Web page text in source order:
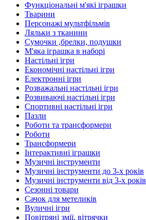
Функціональні м'які іграшки
Тварини
Персонажі мультфільмів
Ляльки з тканини
Сумочки ,брелки, подушки
М'яка іграшка в наборі
Настільні ігри
Економічні настільні ігри
Електронні ігри
Розважальні настільні ігри
Розвиваючі настільні ігри
Спортивні настільні ігри
Пазли
Роботи та трансформери
Роботи
Трансформери
Інтерактивні іграшки
Музичні інструменти
Музичні інструменти до 3-х років
Музичні інструменти від 3-х років
Сезонні товари
Сачок для метеликів
Вуличні ігри
Повітряні змії, вітрячки